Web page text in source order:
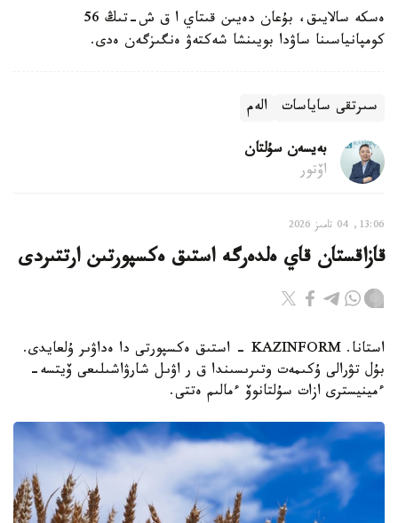
ەسكە سالايىق، بۇعان دەيىن قىتاي ا ق ش-تىڭ 56
كومپانياسىنا ساۋدا بويىنشا شەكتەۋ ەنگىزگەن ەدى.
سىرتقى ساياسات الەم
بەيسەن سۇلتان
اۆتور
13:06, 04 تامىز 2026
قازاقستان قاي ەلدەرگە استىق ەكسپورتىن ارتتىردى
استانا. KAZINFORM - استىق ەكسپورتى دا ەداۋىر ۇلعايدى.
بۇل تۋرالى ۇكىمەت وتىرىسىندا ق ر اۋىل شارۋاشىلىعى ۆيتسە-
ءمينيسترى ازات سۇلتانوۆ ءمالىم ەتتى.